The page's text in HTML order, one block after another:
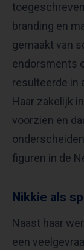
branding en
gemaakt van
endorsments
resulteerde in
Haar zakelijk
voorzien en
figuren in de
Nikkie als
Naast haar
een